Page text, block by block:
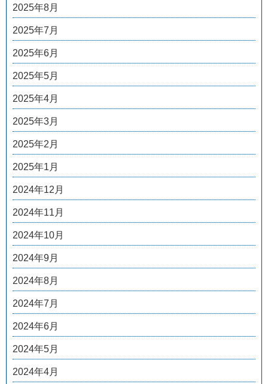
2025年8月
2025年7月
2025年6月
2025年5月
2025年4月
2025年3月
2025年2月
2025年1月
2024年12月
2024年11月
2024年10月
2024年9月
2024年8月
2024年7月
2024年6月
2024年5月
2024年4月